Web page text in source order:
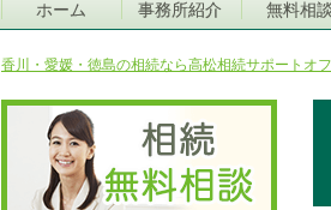
ホーム 事務所紹介 無料相談
香川・愛媛・徳島の相続なら高松相続サポートオ